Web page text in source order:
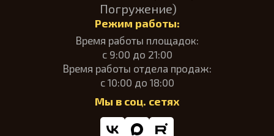
Мы в соц. сетях
Время работы площадок:
с 9:00 до 21:00
Время работы отдела продаж:
с 10:00 до 18:00
Режим работы:
Погружение)